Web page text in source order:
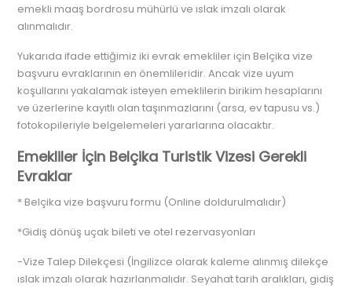
emekli maaş bordrosu mühürlü ve ıslak imzalı olarak
alınmalıdır.
Yukarıda ifade ettiğimiz iki evrak emekliler için Belçika vize
başvuru evraklarının en önemlileridir. Ancak vize uyum
koşullarını yakalamak isteyen emeklilerin birikim hesaplarını
ve üzerlerine kayıtlı olan taşınmazlarını (arsa, ev tapusu vs.)
fotokopileriyle belgelemeleri yararlarına olacaktır.
Emekliler İçin Belçika Turistik Vizesi Gerekli
Evraklar
* Belçika vize başvuru formu (Online doldurulmalıdır)
*Gidiş dönüş uçak bileti ve otel rezervasyonları
-Vize Talep Dilekçesi (İngilizce olarak kaleme alınmış dilekçe
ıslak imzalı olarak hazırlanmalıdır. Seyahat tarih aralıkları, gidiş